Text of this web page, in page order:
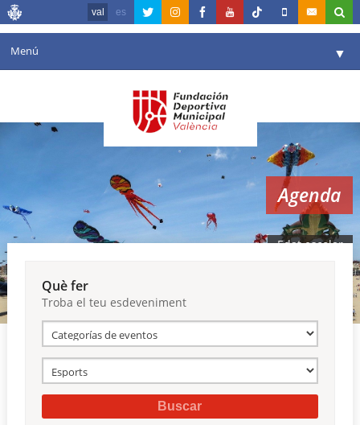
val es
Menú ▼
Agenda
▼
València en esport ▼
Reserves
Agenda
Edat escolar
Què fer
Troba el teu esdeveniment